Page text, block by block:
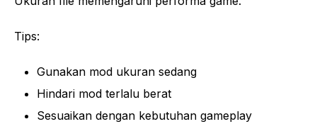
Tips:
Gunakan mod ukuran sedang
Hindari mod terlalu berat
Sesuaikan dengan kebutuhan gameplay